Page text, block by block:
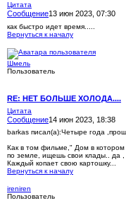
Цитата
Сообщение13 июн 2023, 07:30
как быстро идет время.....
Вернуться к началу
Шмель
Пользователь
RE: НЕТ БОЛЬШЕ ХОЛОДА....
Цитата
Сообщение14 июн 2023, 18:38
barkas писал(а):Четыре года
Как в том фильме," Дом в
по земле, ищешь свои клады.. да ,
Каждый копает свою картошку...
Вернуться к началу
ireniren
Пользователь